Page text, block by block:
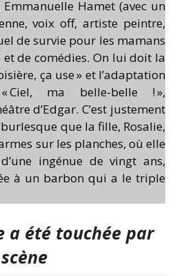
Emmanuelle Hamet (avec un
voix off, artiste peintre,
de survie pour les mamans
et de comédies. On lui doit la
ça use » et l’adaptation
Ciel, ma belle-belle ! »,
d’Edgar. C’est justement
que la fille, Rosalie,
sur les planches, où elle
ingénue de vingt ans,
à un barbon qui a le triple
a été touchée par